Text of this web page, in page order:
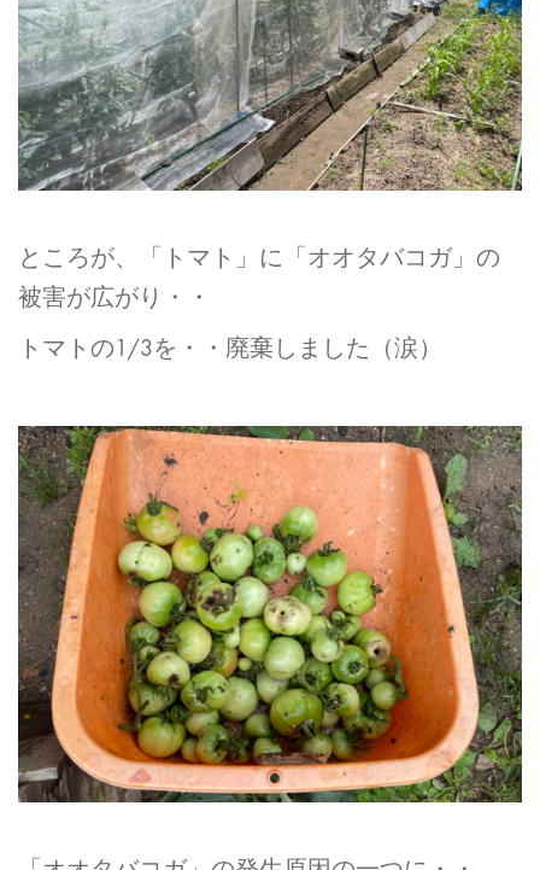
ところが、「トマト」に「オオタバコガ」の
被害が広がり・・
トマトの1/3を・・廃棄しました（涙）